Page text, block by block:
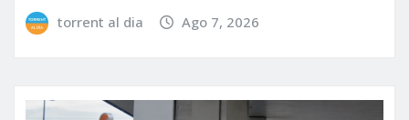
torrent al dia Ago 7, 2026